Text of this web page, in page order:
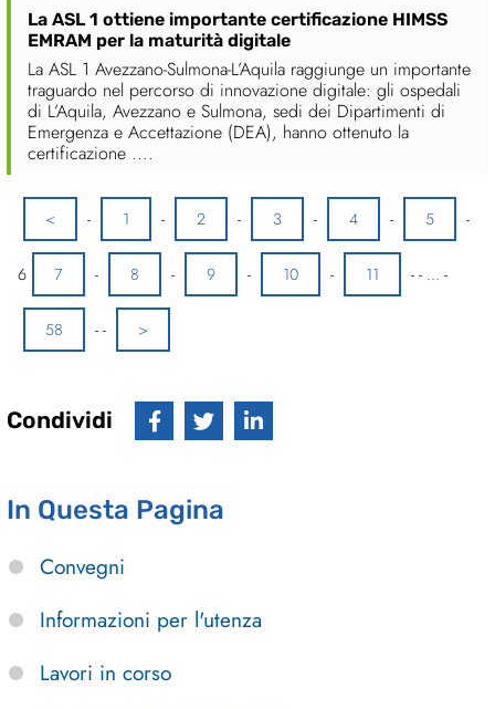
La ASL 1 ottiene importante certificazione HIMSS
EMRAM per la maturità digitale
La ASL 1 Avezzano-Sulmona-L’Aquila raggiunge un importante
traguardo nel percorso di innovazione digitale: gli ospedali
di L’Aquila, Avezzano e Sulmona, sedi dei Dipartimenti di
Emergenza e Accettazione (DEA), hanno ottenuto la
certificazione ....
< - 1 - 2 - 3 - 4 - 5 -
6 7 - 8 - 9 - 10 - 11 - - ... -
58 - - >
Condividi
In Questa Pagina
Convegni
Informazioni per l'utenza
Lavori in corso